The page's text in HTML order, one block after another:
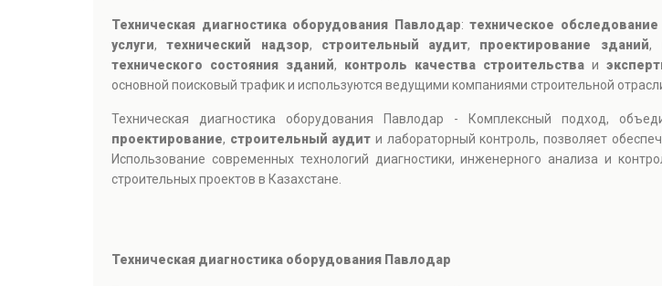
Техническая диагностика оборудования Павлодар:техническое
услуги,технический надзор, строительный аудит, проектирование зданий,
технического состояния зданий, контроль качества строительства и
основной поисковый трафик и используются ведущими компаниями строительной
Техническая диагностика оборудования Павлодар - Комплексный подход,
проектирование, строительный аудит и лабораторный контроль, позволяет
Использование современных технологий диагностики, инженерного анализа и
строительных проектов в Казахстане.
Техническая диагностика оборудования Павлодар